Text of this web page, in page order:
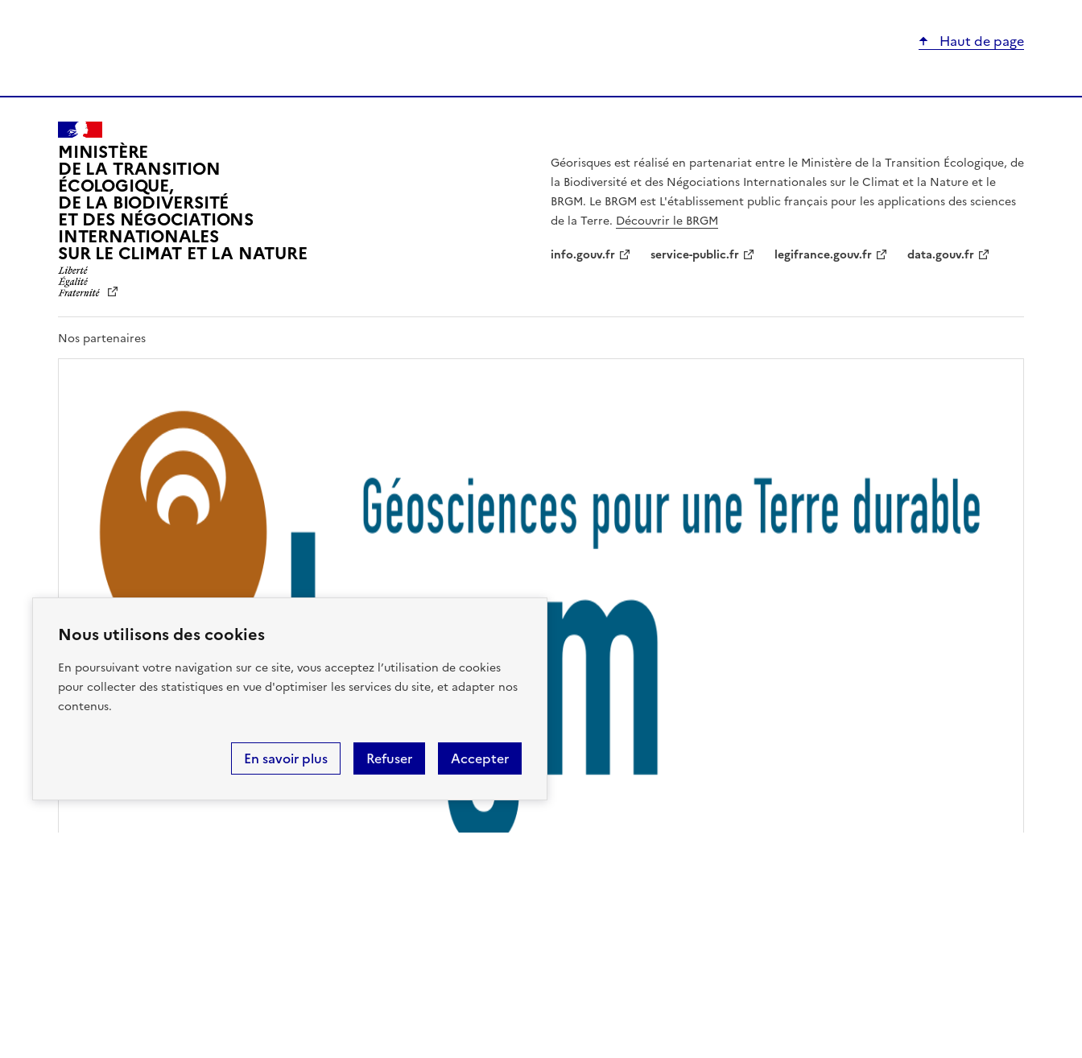
Nous utilisons des cookies
En poursuivant votre navigation sur ce site, vous acceptez l’utilisation de cookies
pour collecter des statistiques en vue d'optimiser les services du site, et adapter nos
contenus.
Accepter
Refuser
En savoir plus
Haut de page
MINISTÈRE
DE LA TRANSITION
ÉCOLOGIQUE,
DE LA BIODIVERSITÉ
ET DES NÉGOCIATIONS
INTERNATIONALES
SUR LE CLIMAT ET LA NATUREL
R
É
R
É
Géorisques est réalisé en partenariat entre le Ministère de la Transition Écologique, de
la Biodiversité et des Négociations Internationales sur le Climat et la Nature et le
BRGM. Le BRGM est L'établissement public français pour les applications des sciences
de la Terre. Découvrir le BRGM
info.gouv.fr
service-public.fr legifrance.gouv.fr data.gouv.fr
Nos partenaires